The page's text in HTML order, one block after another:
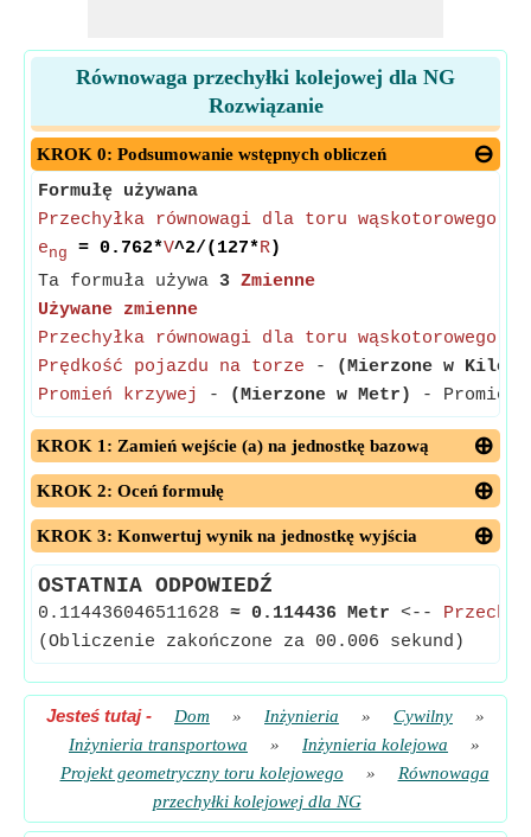
Równowaga przechyłki kolejowej dla NG
Rozwiązanie
KROK 0: Podsumowanie wstępnych obliczeń
Formułę używana
Przechyłka równowagi dla toru wąskotorowego
eng = 0.762*V^2/(127*R)
Ta formuła używa 3 Zmienne
Używane zmienne
Przechyłka równowagi dla toru wąskotorowego
Prędkość pojazdu na torze -
(Mierzone w
Promień krzywej
- (Mierzone w Metr) - Promień
KROK 1: Zamień wejście (a) na jednostkę bazową
KROK 2: Oceń formułę
KROK 3: Konwertuj wynik na jednostkę wyjścia
OSTATNIA ODPOWIEDŹ
0.114436046511628 ≈ 0.114436 Metr <--
(Obliczenie zakończone za 00.006 sekund)
Jesteś tutaj- Dom » Inżynieria » Cywilny
»
Inżynieria transportowa
» Inżynieria kolejowa
»
Projekt geometryczny toru kolejowego
»
Równowaga
przechyłki kolejowej dla NG